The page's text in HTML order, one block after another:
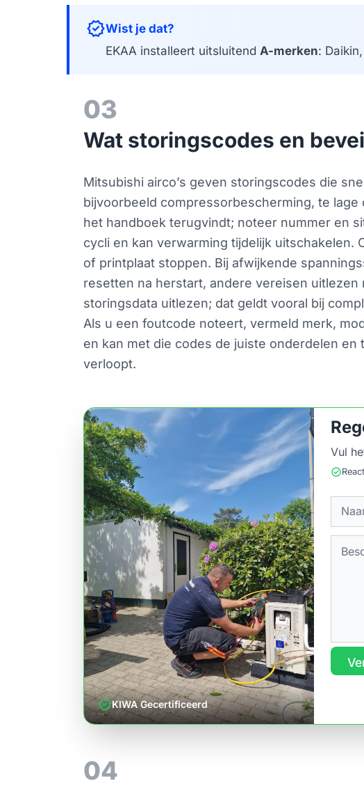
verifiedWist je dat?
EKAA installeert uitsluitend A-merken:
03
Wat storingscodes en
Mitsubishi airco’s geven storingscodes die
bijvoorbeeld compressorbescherming, te
het handboek terugvindt; noteer nummer en
cycli en kan verwarming tijdelijk
of printplaat stoppen. Bij afwijkende
resetten na herstart, andere vereisen
storingsdata uitlezen; dat geldt vooral bij
Als u een foutcode noteert, vermeld merk,
en kan met die codes de juiste onderdelen
verloopt.
verifiedKIWA Gecertificeerd
Vul
check_circle
04